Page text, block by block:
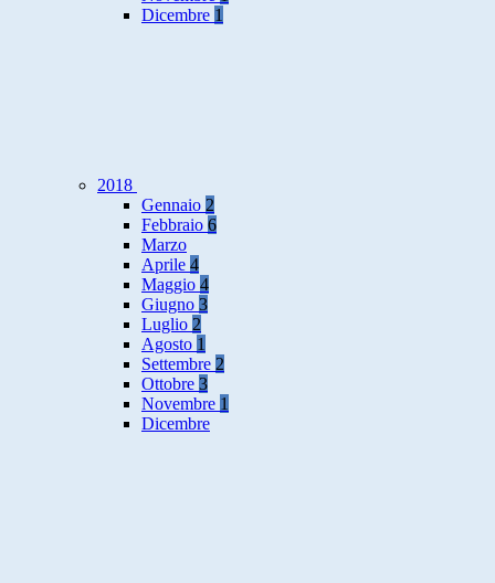
Dicembre 1
2018
Gennaio 2
Febbraio 6
Marzo
Aprile 4
Maggio 4
Giugno 3
Luglio 2
Agosto 1
Settembre 2
Ottobre 3
Novembre 1
Dicembre